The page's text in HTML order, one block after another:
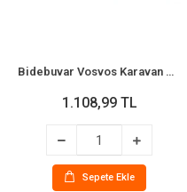
Bidebuvar Vosvos Karavan Dekoratif Biblo Kumbara - Nostaljik
1.108,99 TL
Sepete Ekle